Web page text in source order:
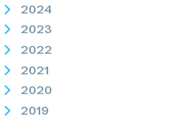
2024
2023
2022
2021
2020
2019